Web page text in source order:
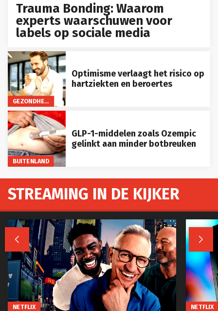
Trauma Bonding: Waarom
experts waarschuwen voor
labels op sociale media
GEZONDHEID
Optimisme verlaagt het risico op
hartziekten en beroertes
BUITENLAND
GLP-1-middelen zoals Ozempic
gelinkt aan minder botbreuken
STREAMING IN DE KIJKER
 
NETFLIX NETFLIX